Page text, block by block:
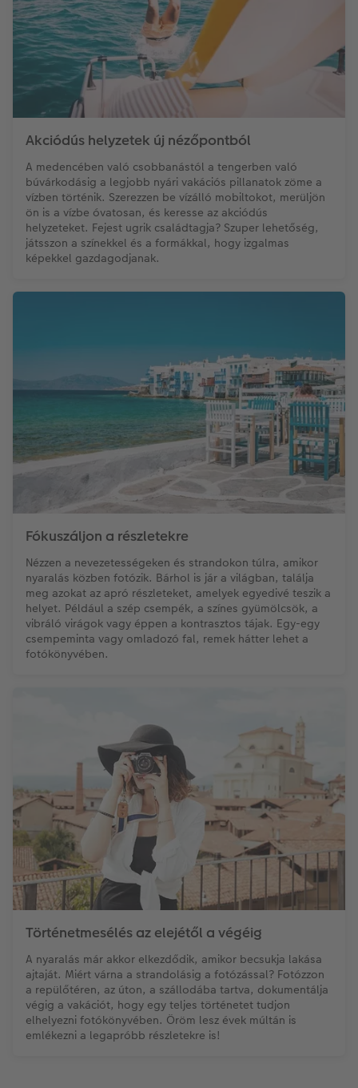
Akciódús helyzetek új nézőpontból
A medencében való csobbanástól a tengerben való
búvárkodásig a legjobb nyári vakációs pillanatok zöme a
vízben történik. Szerezzen be vízálló mobiltokot, merüljön
ön is a vízbe óvatosan, és keresse az akciódús
helyzeteket. Fejest ugrik családtagja? Szuper lehetőség,
játsszon a színekkel és a formákkal, hogy izgalmas
képekkel gazdagodjanak.
Fókuszáljon a részletekre
Nézzen a nevezetességeken és strandokon túlra, amikor
nyaralás közben fotózik. Bárhol is jár a világban, találja
meg azokat az apró részleteket, amelyek egyedivé teszik a
helyet. Például a szép csempék, a színes gyümölcsök, a
vibráló virágok vagy éppen a kontrasztos tájak. Egy-egy
csempeminta vagy omladozó fal, remek hátter lehet a
fotókönyvében.
Történetmesélés az elejétől a végéig
A nyaralás már akkor elkezdődik, amikor becsukja lakása
ajtaját. Miért várna a strandolásig a fotózással? Fotózzon
a repülőtéren, az úton, a szállodába tartva, dokumentálja
végig a vakációt, hogy egy teljes történetet tudjon
elhelyezni fotókönyvében. Öröm lesz évek múltán is
emlékezni a legapróbb részletekre is!